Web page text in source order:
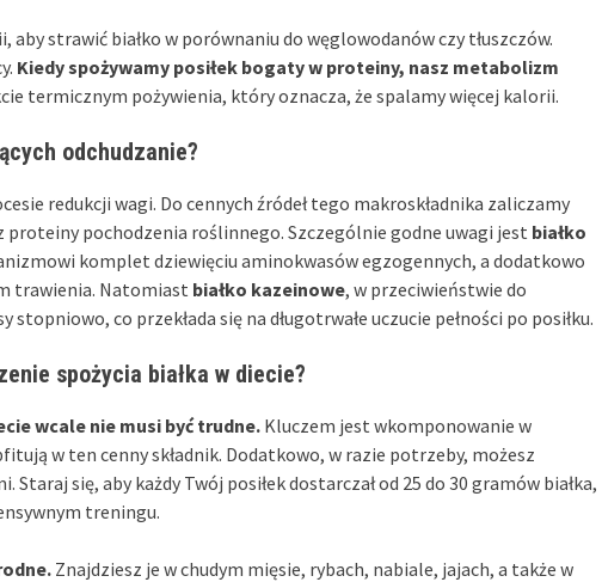
strawić białko w porównaniu do węglowodanów czy tłuszczów.
Kiedy spożywamy posiłek bogaty w proteiny, nasz metabolizm
termicznym pożywienia, który oznacza, że spalamy więcej kalorii.
odchudzanie?
redukcji wagi. Do cennych źródeł tego makroskładnika zaliczamy
proteiny pochodzenia roślinnego. Szczególnie godne uwagi jest białko
komplet dziewięciu aminokwasów egzogennych, a dodatkowo
trawienia. Natomiast białko kazeinowe, w przeciwieństwie do
co przekłada się na długotrwałe uczucie pełności po posiłku.
spożycia białka w diecie?
wcale nie musi być trudne. Kluczem jest wkomponowanie w
w ten cenny składnik. Dodatkowo, w razie potrzeby, możesz
Staraj się, aby każdy Twój posiłek dostarczał od 25 do 30 gramów białka,
treningu.
Znajdziesz je w chudym mięsie, rybach, nabiale, jajach, a także w